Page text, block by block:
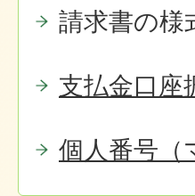
請求書の様
支払金口座
個人番号（